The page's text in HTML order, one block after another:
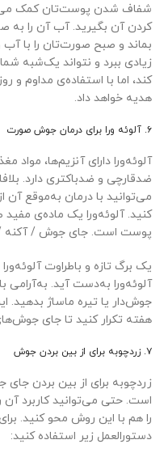
شفاف شدن پوست‌تان کمک
کردن آن بگیرید. آب آن را به
بماند و صبح صورت‌تان را با
زیادی ببرد و نتواند یک‌شبه
کند، اما با استفاده‌ی مداوم و
هدیه خواهد داد.
۶. آلوئه‌ ورا برای درمان جوش صورت
آلوئه‌ورا دارای آنزیم‌ها،
ضدقارچی و ضدباکتری دارد.
می‌توانید با درمان به‌موقع
کنید. آلوئه‌ورا یک ماده‌ی
پوست است. جای جوش / آکنه /
یک برگ تازه و باطراوت
آلوئه‌ورا به‌دست آید. به‌آرامی
جوش‌دار یا تیره ماساژ بدهید.
هفته تکرار کنید تا جای
۷. زردچوبه برای از بین بردن جوش
زردچوبه برای از بین بردن
است. حتی می‌توانید کاربرد
را هم با این روش محو کنید.
دستورالعمل زیر استفاده کنید: